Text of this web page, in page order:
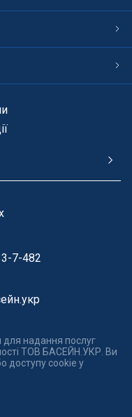
7-482
для надання послуг
ТОВ БАСЕЙН.УКР. Ви
доступу cookie у